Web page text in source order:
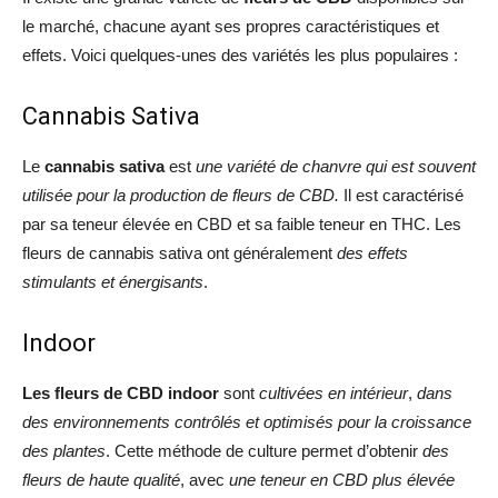
le marché, chacune ayant ses propres caractéristiques et
effets. Voici quelques-unes des variétés les plus populaires :
Cannabis Sativa
Le cannabis sativaest une variété de chanvre qui est souvent
utilisée pour la production de fleurs de CBD. Il est caractérisé
par sa teneur élevée en CBD et sa faible teneur en THC. Les
fleurs de cannabis sativa ont généralement des effets
stimulants et énergisants.
Indoor
Les fleurs de CBD indoor sont cultivées en intérieur, dans
des environnements contrôlés et optimisés pour la croissance
des plantes. Cette méthode de culture permet d’obtenir des
fleurs de haute qualité, avec une teneur en CBD plus élevée